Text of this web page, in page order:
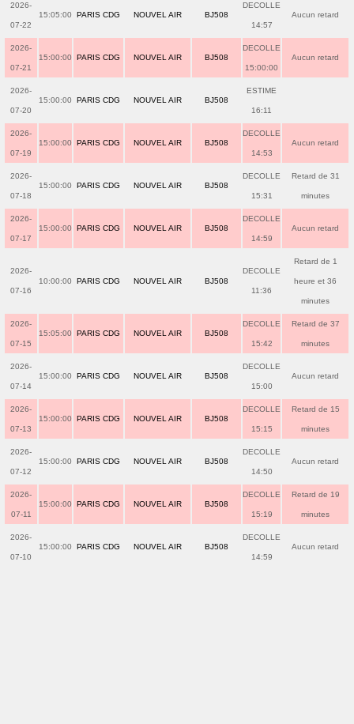
2026-
07-22
15:05:00 PARIS CDG NOUVEL AIR BJ508
DECOLLE
14:57
Aucun retard
2026-
07-21
15:00:00 PARIS CDG NOUVEL AIR BJ508
DECOLLE
15:00:00
Aucun retard
2026-
07-20
15:00:00 PARIS CDG NOUVEL AIR BJ508
ESTIME
16:11
2026-
07-19
15:00:00 PARIS CDG NOUVEL AIR BJ508
DECOLLE
14:53
Aucun retard
2026-
07-18
15:00:00 PARIS CDG NOUVEL AIR BJ508
DECOLLE
15:31
Retard de 31
minutes
2026-
07-17
15:00:00 PARIS CDG NOUVEL AIR BJ508
DECOLLE
14:59
Aucun retard
2026-
07-16
10:00:00 PARIS CDG NOUVEL AIR BJ508
DECOLLE
11:36
Retard de 1
heure et 36
minutes
2026-
07-15
15:05:00 PARIS CDG NOUVEL AIR BJ508
DECOLLE
15:42
Retard de 37
minutes
2026-
07-14
15:00:00 PARIS CDG NOUVEL AIR BJ508
DECOLLE
15:00
Aucun retard
2026-
07-13
15:00:00 PARIS CDG NOUVEL AIR BJ508
DECOLLE
15:15
Retard de 15
minutes
2026-
07-12
15:00:00 PARIS CDG NOUVEL AIR BJ508
DECOLLE
14:50
Aucun retard
2026-
07-11
15:00:00 PARIS CDG NOUVEL AIR BJ508
DECOLLE
15:19
Retard de 19
minutes
2026-
07-10
15:00:00 PARIS CDG NOUVEL AIR BJ508
DECOLLE
14:59
Aucun retard